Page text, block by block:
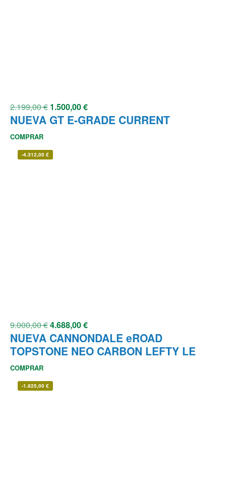
2.199,00€ 1.500,00€
NUEVA GT E-GRADE CURRENT
COMPRAR
-4.312,00 €
9.000,00€4.688,00€
NUEVA CANNONDALE eROAD
TOPSTONE NEO CARBON LEFTY LE
COMPRAR
-1.825,00 €